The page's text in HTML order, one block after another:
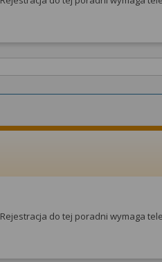
Rejestracja do tej poradni wymaga